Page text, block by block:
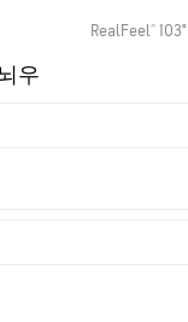
Index™
RealFeel® 103°
우